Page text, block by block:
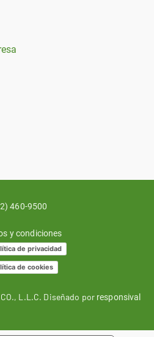
460-9500
y condiciones
de privacidad
de cookies
L.L.C. Diseñado por responsival